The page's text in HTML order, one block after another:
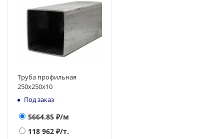
Труба профильная
250х250x10
Под заказ
5664.85 ₽/м
118 962 ₽/т.